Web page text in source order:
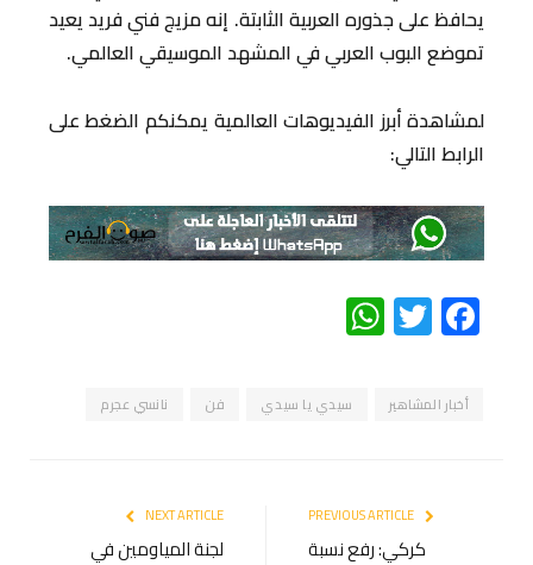
يحافظ على جذوره العربية الثابتة. إنه مزيج فني فريد يعيد
تموضع البوب العربي في المشهد الموسيقي العالمي.
لمشاهدة أبرز الفيديوهات العالمية يمكنكم الضغط على
الرابط التالي:
Facebook
Twitter
WhatsApp
أخبار المشاهير سيدي يا سيدي فن نانسي عجرم
كركي: رفع نسبة
NEXT ARTICLE
لجنة المياومين في